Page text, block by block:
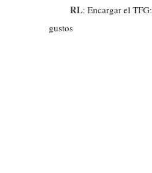
RL: Encargar el
gustos